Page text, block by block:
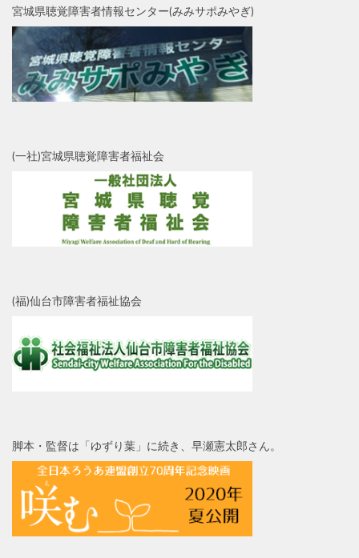
宮城県聴覚障害者情報センター(みみサポみやぎ)
(一社)宮城県聴覚障害者福祉会
(福)仙台市障害者福祉協会
脚本・監督は「ゆずり葉」に続き、早瀬憲太郎さん。